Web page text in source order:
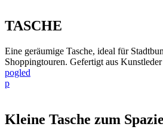
TASCHE
Eine geräumige Tasche, ideal für
Shoppingtouren. Gefertigt aus
pogled
p
Kleine Tasche zum